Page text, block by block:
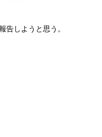
告しようと思う。